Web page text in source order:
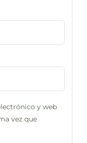
y web
vez que